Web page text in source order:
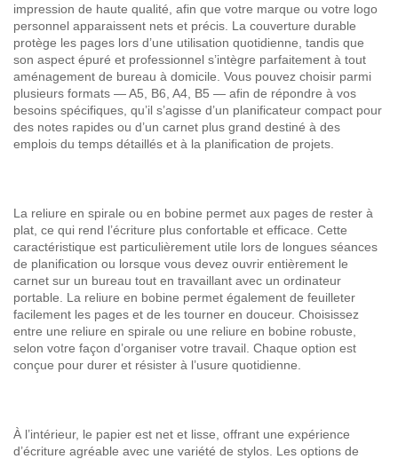
impression de haute qualité, afin que votre marque ou votre logo
personnel apparaissent nets et précis. La couverture durable
protège les pages lors d’une utilisation quotidienne, tandis que
son aspect épuré et professionnel s’intègre parfaitement à tout
aménagement de bureau à domicile. Vous pouvez choisir parmi
plusieurs formats — A5, B6, A4, B5 — afin de répondre à vos
besoins spécifiques, qu’il s’agisse d’un planificateur compact pour
des notes rapides ou d’un carnet plus grand destiné à des
emplois du temps détaillés et à la planification de projets.
La reliure en spirale ou en bobine permet aux pages de rester à
plat, ce qui rend l’écriture plus confortable et efficace. Cette
caractéristique est particulièrement utile lors de longues séances
de planification ou lorsque vous devez ouvrir entièrement le
carnet sur un bureau tout en travaillant avec un ordinateur
portable. La reliure en bobine permet également de feuilleter
facilement les pages et de les tourner en douceur. Choisissez
entre une reliure en spirale ou une reliure en bobine robuste,
selon votre façon d’organiser votre travail. Chaque option est
conçue pour durer et résister à l’usure quotidienne.
À l’intérieur, le papier est net et lisse, offrant une expérience
d’écriture agréable avec une variété de stylos. Les options de